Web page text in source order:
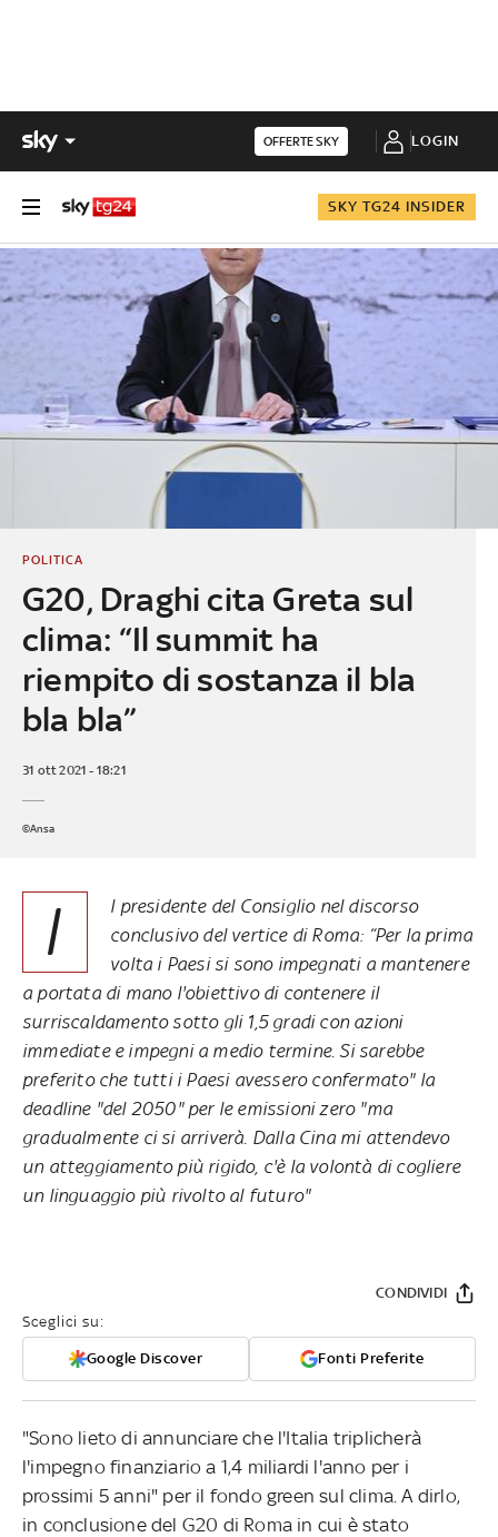
OFFERTE SKY LOGIN
SKY TG24 INSIDER
G20, Draghi cita Greta sul
clima: “Il summit ha
riempito di sostanza il bla
bla bla”
POLITICA
31 ott 2021 - 18:21
©Ansa
I
l presidente del Consiglio nel discorso
conclusivo del vertice di Roma: “Per la prima
volta i Paesi si sono impegnati a mantenere
a portata di mano l'obiettivo di contenere il
surriscaldamento sotto gli 1,5 gradi con azioni
immediate e impegni a medio termine. Si sarebbe
preferito che tutti i Paesi avessero confermato" la
deadline "del 2050" per le emissioni zero "ma
gradualmente ci si arriverà. Dalla Cina mi attendevo
un atteggiamento più rigido, c'è la volontà di cogliere
un linguaggio più rivolto al futuro"
Sceglici su:
Google Discover Fonti Preferite
CONDIVIDI
"Sono lieto di annunciare che l'Italia triplicherà
l'impegno finanziario a 1,4 miliardi l'anno per i
prossimi 5 anni" per il fondo green sul clima. A dirlo,
in conclusione del G20 di Roma in cui è stato